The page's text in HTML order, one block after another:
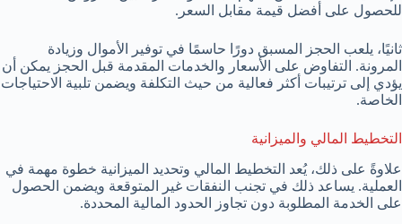
للحصول على أفضل قيمة مقابل السعر.
ثانيًا، يلعب الحجز المسبق دورًا حاسمًا في توفير الأموال وزيادة
المرونة. التفاوض على الأسعار والخدمات المقدمة قبل الحجز يمكن أن
يؤدي إلى ترتيبات أكثر فعالية من حيث التكلفة ويضمن تلبية الاحتياجات
الخاصة.
التخطيط المالي والميزانية
علاوةً على ذلك، يُعد التخطيط المالي وتحديد الميزانية خطوة مهمة في
العملية. يساعد ذلك في تجنب النفقات غير المتوقعة ويضمن الحصول
على الخدمة المطلوبة دون تجاوز الحدود المالية المحددة.